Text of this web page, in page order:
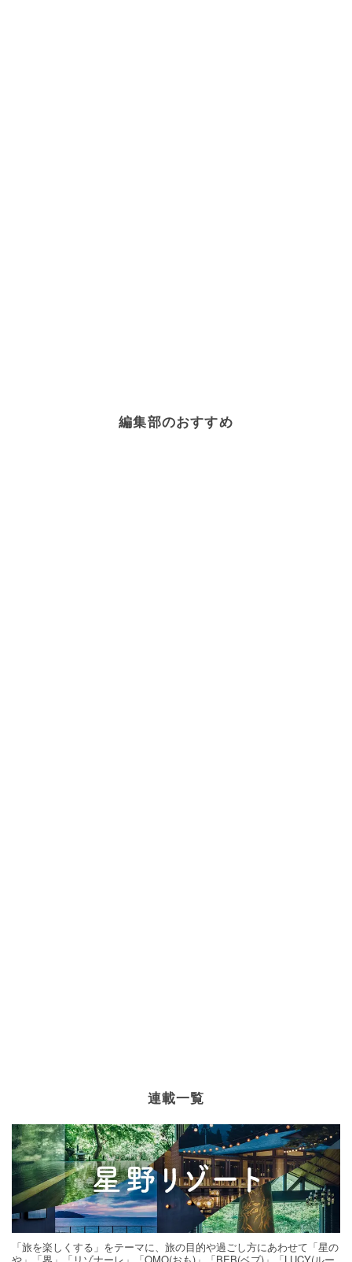
編集部のおすすめ
連載一覧
「旅を楽しくする」をテーマに、旅の目的や過ごし方にあわせて「星の